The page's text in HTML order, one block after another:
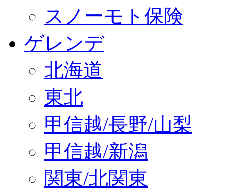
スノーモト保険
ゲレンデ
北海道
東北
甲信越/長野/山梨
甲信越/新潟
関東/北関東